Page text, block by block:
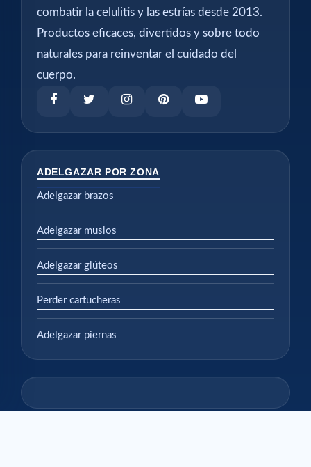
combatir la celulitis y las estrías desde 2013.
Productos eficaces, divertidos y sobre todo
naturales para reinventar el cuidado del
cuerpo.
ADELGAZAR POR ZONA
Adelgazar brazos
Adelgazar muslos
Adelgazar glúteos
Perder cartucheras
Adelgazar piernas